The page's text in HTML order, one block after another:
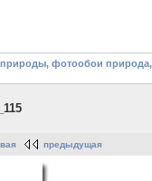
фотообои
предыдущая